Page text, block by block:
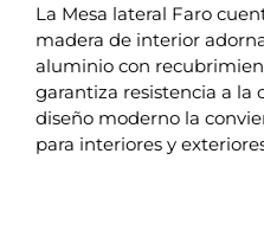
La Mesa lateral Faro
madera de interior
aluminio con
garantiza resistencia a la
diseño moderno la
para interiores y